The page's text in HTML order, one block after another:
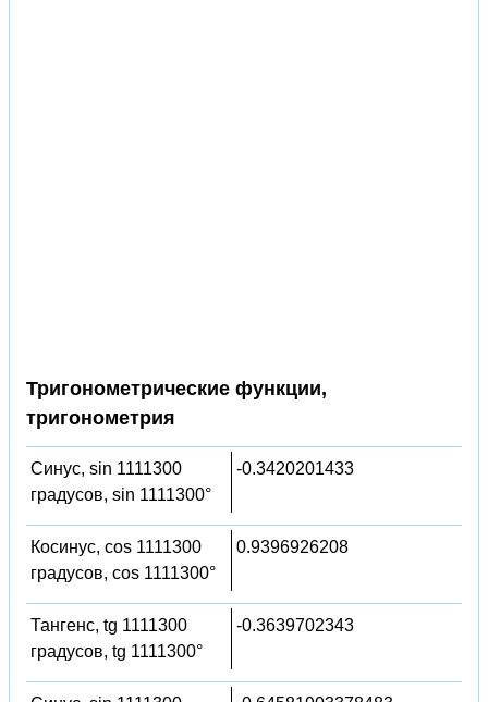
Тригонометрические функции,
тригонометрия
Синус, sin 1111300
градусов, sin 1111300°
-0.3420201433
Косинус, cos 1111300
градусов, cos 1111300°
0.9396926208
Тангенс, tg 1111300
градусов, tg 1111300°
-0.3639702343